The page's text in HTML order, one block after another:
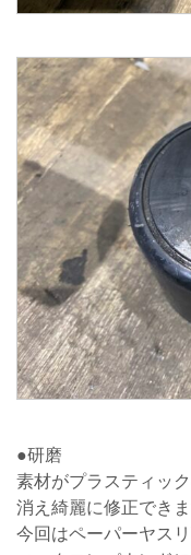
●研磨
素材がプラスティッ
消え綺麗に修正できま
今回はペーパーヤス